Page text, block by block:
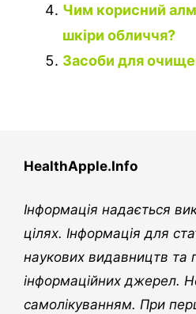
Чим корисний
шкіри обличчя?
Засоби для
HealthApple.Info
Інформація надається
цілях. Інформація для
наукових видавництв та
інформаційних джерел.
самолікуванням. При